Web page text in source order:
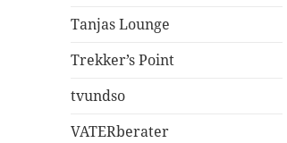
Tanjas Lounge
Trekker’s Point
tvundso
VATERberater